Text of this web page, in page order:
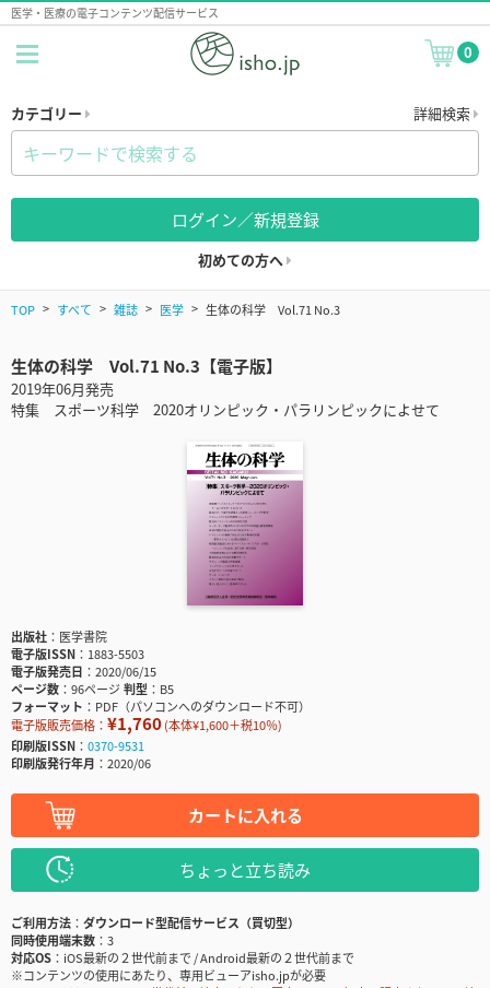
医学・医療の電子コンテンツ配信サービス
0
カテゴリー 詳細検索
ログイン／新規登録
初めての方へ
TOP すべて 雑誌 医学 生体の科学 Vol.71 No.3
生体の科学 Vol.71 No.3【電子版】
2019年06月発売
特集 スポーツ科学 2020オリンピック・パラリンピックによせて
出版社
医学書院
電子版ISSN
1883-5503
電子版発売日
2020/06/15
ページ数
96ページ判型
B5
フォーマット
PDF（パソコンへのダウンロード不可）
電子版販売価格： ¥1,760(本体¥1,600＋税10％)
印刷版ISSN
0370-9531
印刷版発行年月
2020/06
カートに入れる
ちょっと立ち読み
ご利用方法
ダウンロード型配信サービス（買切型）
同時使用端末数
3
対応OS
iOS最新の２世代前まで / Android最新の２世代前まで
※コンテンツの使用にあたり、専用ビューアisho.jpが必要